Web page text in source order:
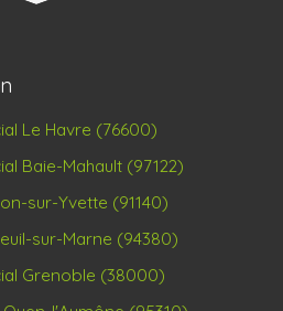
Le Havre (76600)
Baie-Mahault (97122)
sur-Yvette (91140)
sur-Marne (94380)
Grenoble (38000)